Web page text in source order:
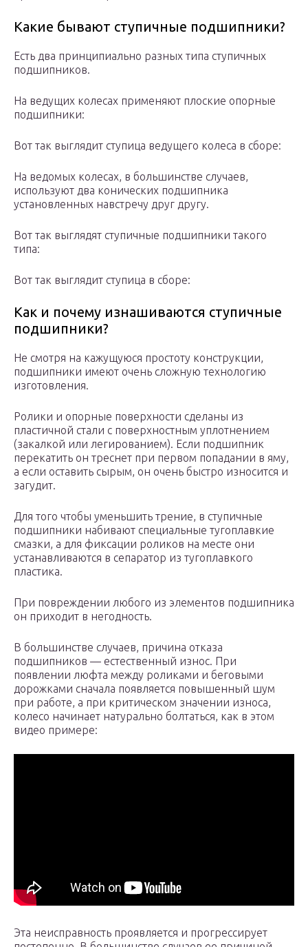
Какие бывают ступичные подшипники?
Есть два принципиально разных типа ступичных
подшипников.
На ведущих колесах применяют плоские опорные
подшипники:
Вот так выглядит ступица ведущего колеса в сборе:
На ведомых колесах, в большинстве случаев,
используют два конических подшипника
установленных навстречу друг другу.
Вот так выглядят ступичные подшипники такого
типа:
Вот так выглядит ступица в сборе:
Как и почему изнашиваются ступичные
подшипники?
Не смотря на кажущуюся простоту конструкции,
подшипники имеют очень сложную технологию
изготовления.
Ролики и опорные поверхности сделаны из
пластичной стали с поверхностным уплотнением
(закалкой или легированием). Если подшипник
перекатить он треснет при первом попадании в яму,
а если оставить сырым, он очень быстро износится и
загудит.
Для того чтобы уменьшить трение, в ступичные
подшипники набивают специальные тугоплавкие
смазки, а для фиксации роликов на месте они
устанавливаются в сепаратор из тугоплавкого
пластика.
При повреждении любого из элементов подшипника
он приходит в негодность.
В большинстве случаев, причина отказа
подшипников — естественный износ. При
появлении люфта между роликами и беговыми
дорожками сначала появляется повышенный шум
при работе, а при критическом значении износа,
колесо начинает натурально болтаться, как в этом
видео примере:
Эта неисправность проявляется и прогрессирует